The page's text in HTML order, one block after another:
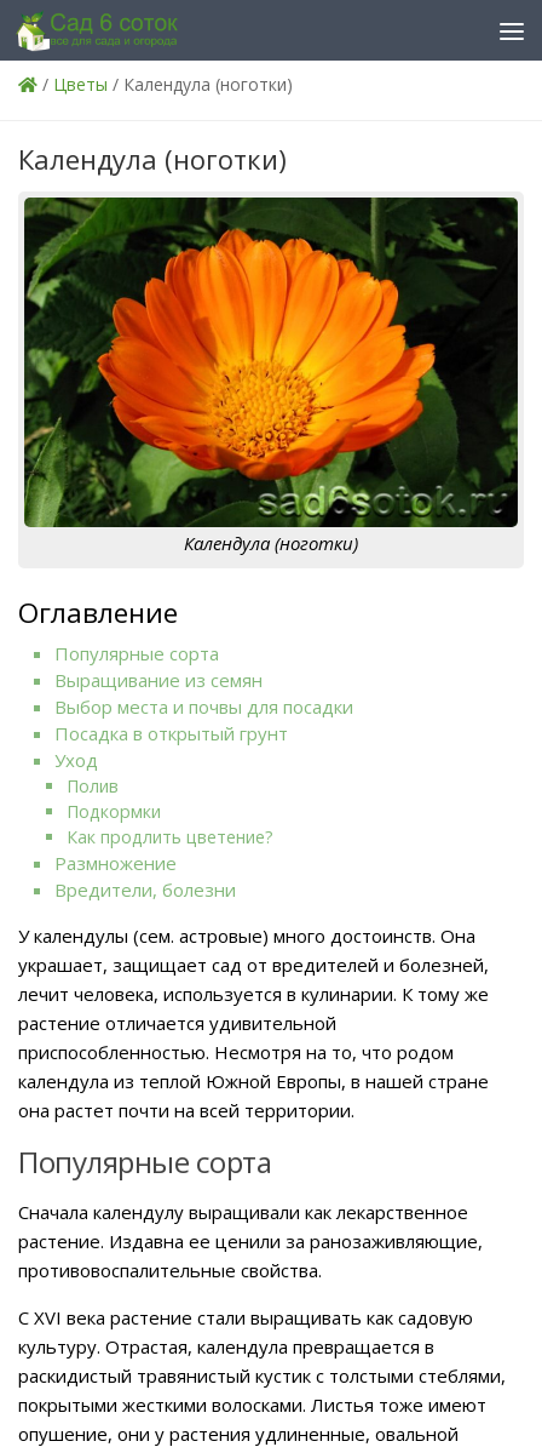
Skip to content
/ Цветы / Календула (ноготки)
Календула (ноготки)
Календула (ноготки)
Оглавление
Популярные сорта
Выращивание из семян
Выбор места и почвы для посадки
Посадка в открытый грунт
Уход
Полив
Подкормки
Как продлить цветение?
Размножение
Вредители, болезни
У календулы (сем. астровые) много достоинств. Она
украшает, защищает сад от вредителей и болезней,
лечит человека, используется в кулинарии. К тому же
растение отличается удивительной
приспособленностью. Несмотря на то, что родом
календула из теплой Южной Европы, в нашей стране
она растет почти на всей территории.
Популярные сорта
Сначала календулу выращивали как лекарственное
растение. Издавна ее ценили за ранозаживляющие,
противовоспалительные свойства.
С XVI века растение стали выращивать как садовую
культуру. Отрастая, календула превращается в
раскидистый травянистый кустик с толстыми стеблями,
покрытыми жесткими волосками. Листья тоже имеют
опушение, они у растения удлиненные, овальной